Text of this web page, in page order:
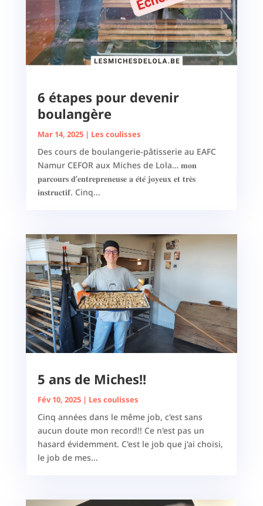
6 étapes pour devenir
boulangère
Mar 14, 2025| Les coulisses
Des cours de boulangerie-pâtisserie au EAFC
Namur CEFOR aux Miches de Lola… 𝐦𝐨𝐧
𝐩𝐚𝐫𝐜𝐨𝐮𝐫𝐬 𝐝’𝐞𝐧𝐭𝐫𝐞𝐩𝐫𝐞𝐧𝐞𝐮𝐬𝐞 𝐚 𝐞́𝐭𝐞́ 𝐣𝐨𝐲𝐞𝐮𝐱 𝐞𝐭 𝐭𝐫𝐞̀𝐬
𝐢𝐧𝐬𝐭𝐫𝐮𝐜𝐭𝐢𝐟. Cinq...
5 ans de Miches!!
Fév 10, 2025| Les coulisses
Cinq années dans le même job, c'est sans
aucun doute mon record!! Ce n'est pas un
hasard évidemment. C'est le job que j'ai choisi,
le job de mes...